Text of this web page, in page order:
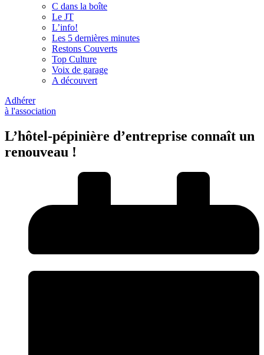
C dans la boîte
Le JT
L’info!
Les 5 dernières minutes
Restons Couverts
Top Culture
Voix de garage
A découvert
Adhérer
à l'association
L’hôtel-pépinière d’entreprise connaît un
renouveau !